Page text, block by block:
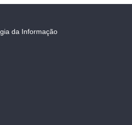
da Informação